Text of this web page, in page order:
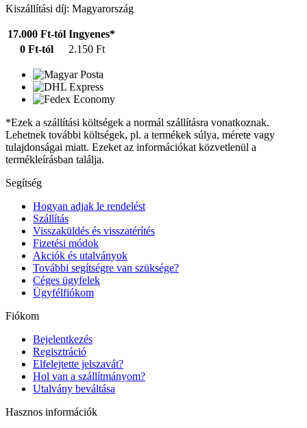
Kiszállítási díj: Magyarország
17.000 Ft-tól Ingyenes*
0 Ft-tól
2.150 Ft
*Ezek a szállítási költségek a normál szállításra vonatkoznak.
Lehetnek további költségek, pl. a termékek súlya, mérete vagy
tulajdonságai miatt. Ezeket az információkat közvetlenül a
termékleírásban találja.
Segítség
Hogyan adjak le rendelést
Szállítás
Visszaküldés és visszatérítés
Fizetési módok
Akciók és utalványok
További segítségre van szüksége?
Céges ügyfelek
Ügyfélfiókom
Fiókom
Bejelentkezés
Regisztráció
Elfelejtette jelszavát?
Hol van a szállítmányom?
Utalvány beváltása
Hasznos információk